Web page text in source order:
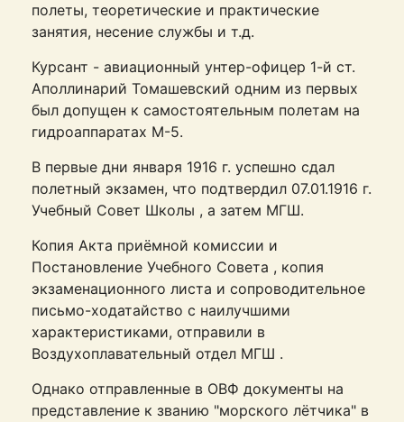
полеты, теоретические и практические
занятия, несение службы и т.д.
Курсант - авиационный унтер-офицер 1-й ст.
Аполлинарий Томашевский одним из первых
был допущен к самостоятельным полетам на
гидроаппаратах М-5.
В первые дни января 1916 г. успешно сдал
полетный экзамен, что подтвердил 07.01.1916 г.
Учебный Совет Школы , а затем МГШ.
Копия Акта приёмной комиссии и
Постановление Учебного Совета , копия
экзаменационного листа и сопроводительное
письмо-ходатайство с наилучшими
характеристиками, отправили в
Воздухоплавательный отдел МГШ .
Однако отправленные в ОВФ документы на
представление к званию "морского лётчика" в